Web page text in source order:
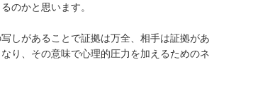
のかと思います。
しがあることで証拠は万全、相手は証拠があ
り、その意味で心理的圧力を加えるためのネ